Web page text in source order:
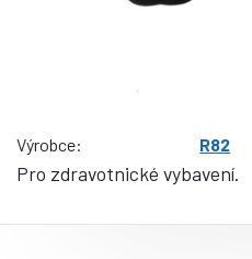
Výrobce: R82
Pro zdravotnické vybavení.